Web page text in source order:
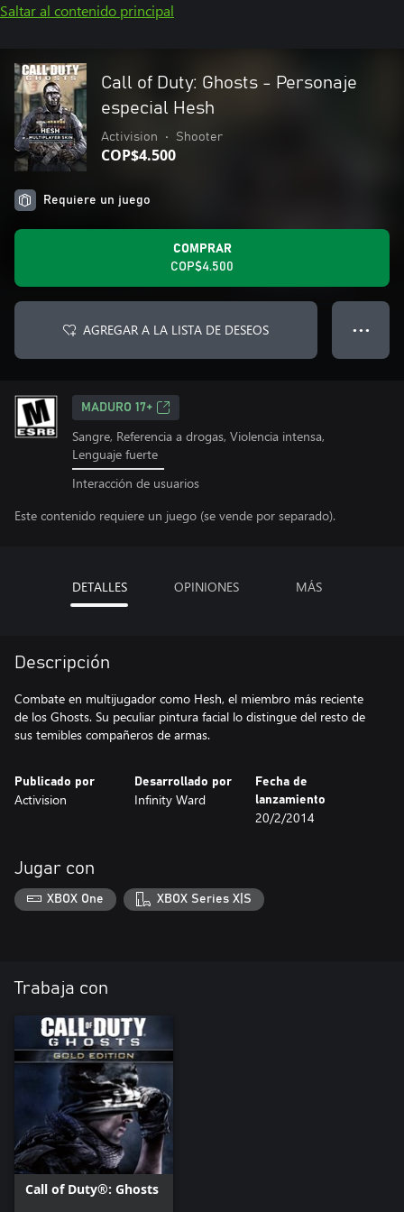
Saltar al contenido principal
Call of Duty: Ghosts - Personaje
especial Hesh
Activision • Shooter
COP$4.500
Requiere un juego
COMPRAR
COP$4.500
AGREGAR A LA LISTA DE DESEOS ● ● ●
MADURO 17+
Sangre, Referencia a drogas, Violencia intensa,
Lenguaje fuerte
Interacción de usuarios
Este contenido requiere un juego (se vende por separado).
DETALLES OPINIONES MÁS
Descripción
Combate en multijugador como Hesh, el miembro más reciente
de los Ghosts. Su peculiar pintura facial lo distingue del resto de
sus temibles compañeros de armas.
Publicado por
Activision
Desarrollado por
Infinity Ward
Fecha de
lanzamiento
20/2/2014
Jugar con
XBOX One XBOX Series X|S
Trabaja con
Call of Duty®: Ghosts